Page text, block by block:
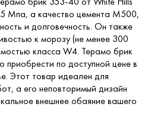
Мпа, а качество цемента М500,
и долговечность. Он также
к морозу (не менее 300
класса W4. Терамо брик
по доступной цене в
Этот товар идеален для
а его неповторимый дизайн
внешнее обаяние вашего